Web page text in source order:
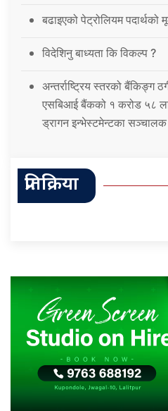
बढाइएको पेट्रोलियम पदार्थको
विदेशिनु बाध्यता कि विकल्प ?
अन्तर्राष्ट्रिय स्तरको बैंकिङ्ग
एसबिआई बैंकको १ करोड ५८
ड्रागन इन्भेस्टमेन्टका
प्रतिक्रिया